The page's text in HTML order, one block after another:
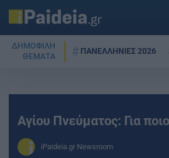
ΔΗΜΟΦΙΛΗ
ΘΕΜΑΤΑ
ΠΑΝΕΛΛΗΝΙΕΣ 2026
Αγίου Πνεύματος: Για
iPaideia.gr Newsroom